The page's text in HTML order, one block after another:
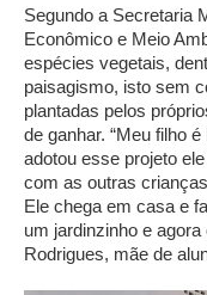
Segundo a Secretaria
Econômico e Meio
espécies vegetais,
paisagismo, isto sem
plantadas pelos
de ganhar. “Meu filho
adotou esse projeto
com as outras
Ele chega em casa e
um jardinzinho e
Rodrigues, mãe de